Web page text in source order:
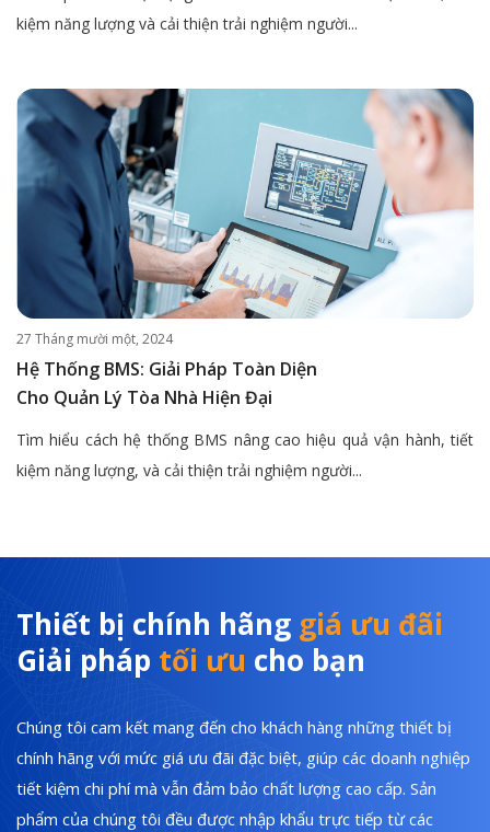
kiệm năng lượng và cải thiện trải nghiệm người...
27 Tháng mười một, 2024
Hệ Thống BMS: Giải Pháp Toàn Diện
Cho Quản Lý Tòa Nhà Hiện Đại
Tìm hiểu cách hệ thống BMS nâng cao hiệu quả vận hành, tiết
kiệm năng lượng, và cải thiện trải nghiệm người...
Thiết bị chính hãng giá ưu đãi
Giải pháp tối ưu cho bạn
Chúng tôi cam kết mang đến cho khách hàng những thiết bị
chính hãng với mức giá ưu đãi đặc biệt, giúp các doanh nghiệp
tiết kiệm chi phí mà vẫn đảm bảo chất lượng cao cấp. Sản
phẩm của chúng tôi đều được nhập khẩu trực tiếp từ các